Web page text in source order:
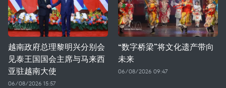
越南政府总理黎明兴分别会
见泰王国国会主席与马来西
亚驻越南大使
06/08/2026 15:57
“数字桥梁”将文化遗产带向
未来
06/08/2026 09:47